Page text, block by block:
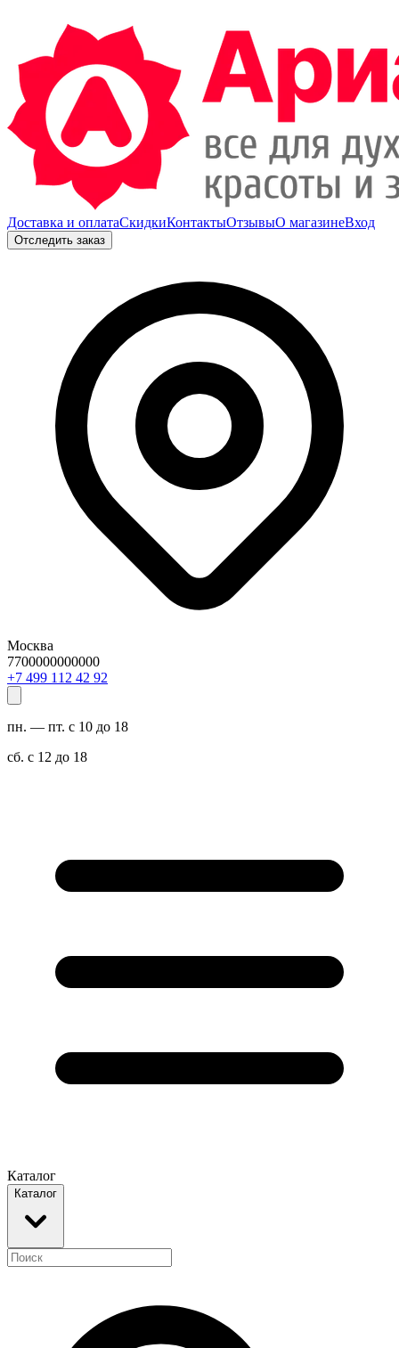
Доставка и оплатаСкидкиКонтактыОтзывыО магазинеВход
Отследить заказ
Москва
7700000000000
29 24 211 994 7+
пн. — пт. с 10 до 18
сб. с 12 до 18
Каталог
Каталог